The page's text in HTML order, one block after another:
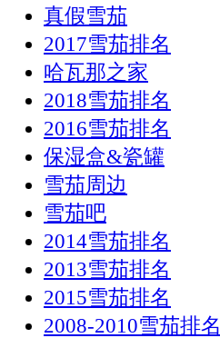
真假雪茄
2017雪茄排名
哈瓦那之家
2018雪茄排名
2016雪茄排名
保湿盒&瓷罐
雪茄周边
雪茄吧
2014雪茄排名
2013雪茄排名
2015雪茄排名
2008-2010雪茄排名